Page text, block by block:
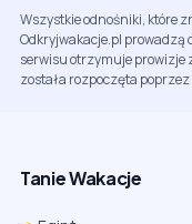
Wszystkie odnośniki, które
Odkryjwakacje.pl prowadzą
serwisu otrzymuje prowizje
została rozpoczęta
Tanie Wakacje